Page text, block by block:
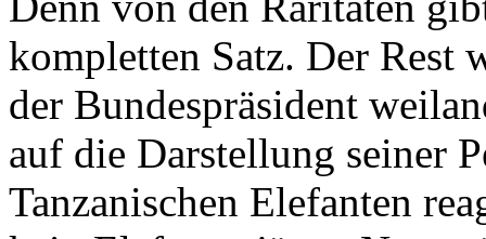
kompletten Satz. Der Rest
der Bundespräsident
auf die Darstellung seiner
Tanzanischen Elefanten